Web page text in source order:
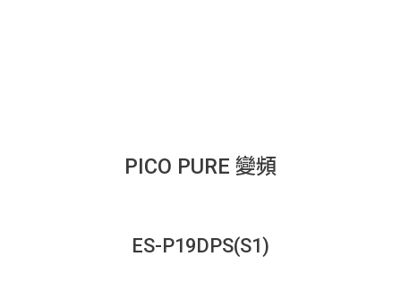
PICO PURE 變頻
ES-P19DPS(S1)